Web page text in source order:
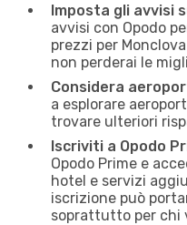
Imposta gli avvisi
avvisi con Opodo
prezzi per
non perderai le
Considera
a esplorare
trovare ulteriori
Iscriviti a Opodo
Opodo Prime e
hotel e servizi
iscrizione può
soprattutto per chi